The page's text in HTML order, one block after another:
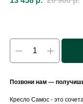
Позвони нам —
Кресло Самос - это